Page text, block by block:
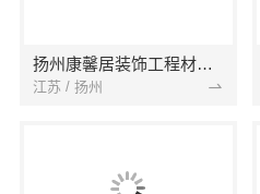
扬州康馨居装饰工程材料有限公司
江苏 / 扬州